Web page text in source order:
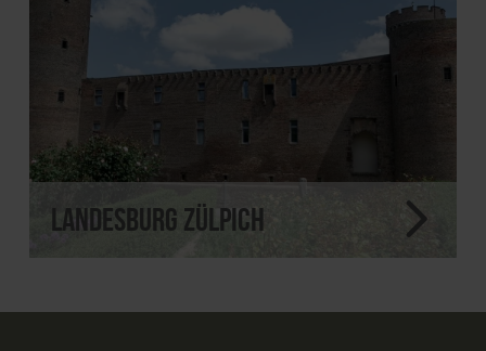
Landesburg Zülpich